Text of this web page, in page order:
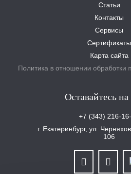
Статьи
Контакты
Сервисы
Сертификаты
Карта сайта
Политика в отношении обработки
Оставайтесь на
+7 (343) 216-
г. Екатеринбург, ул.
106